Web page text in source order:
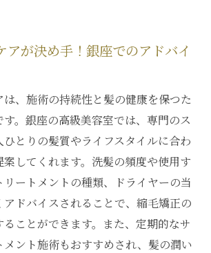
で変わる！銀座の髪質改善ストー
躍する縮毛矯正のプロたち
感する髪質改善と縮毛矯正の効果
正で叶える理想の髪質
で叶える理想の髪質を銀座で手に
毛矯正が実現する完璧なヘアスタ
アが決め手！銀座でのアドバイ
、施術の持続性と髪の健康を保つた
。銀座の高級美容室では、専門のス
とりの髪質やライフスタイルに合わ
してくれます。洗髪の頻度や使用す
ートメントの種類、ドライヤーの当
ドバイスされることで、縮毛矯正の
ことができます。また、定期的なサ
メント施術もおすすめされ、髪の潤い